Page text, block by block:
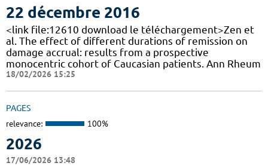
22 décembre 2016
<link file:12610 download le téléchargement>Zen et
al. The effect of different durations of remission on
damage accrual: results from a prospective
monocentric cohort of Caucasian patients. Ann Rheum
18/02/2026 15:25
PAGES
relevance: 100%
2026
17/06/2026 13:48